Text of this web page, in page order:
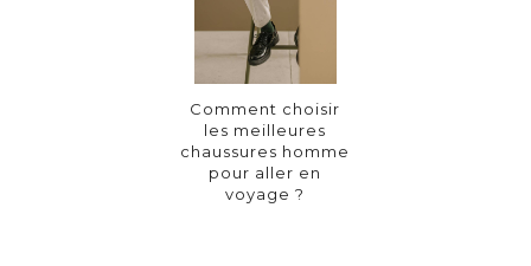
Comment choisir
les meilleures
chaussures homme
pour aller en
voyage ?